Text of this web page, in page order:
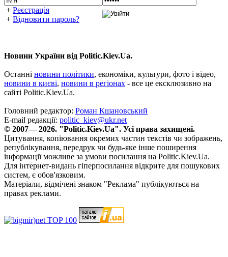
+ Реєстрація
+ Відновити пароль?
Новини України від Politic.Kiev.Ua.
Останні новини політики, економіки, культури, фото і відео,
новини в києві, новини в регіонах - все це ексклюзивно на
сайті Politic.Kiev.Ua.
Головний редактор: Роман Кшановський
E-mail редакції: politic_kiev@ukr.net
© 2007— 2026. "Politic.Kiev.Ua". Усі права захищені.
Цитування, копіювання окремих частин текстів чи зображень,
републікування, передрук чи будь-яке інше поширення
інформації можливе за умови посилання на Politic.Kiev.Ua.
Для інтернет-видань гіперпосилання відкрите для пошукових
систем, є обов'язковим.
Матеріали, відмічені знаком "Реклама" публікуються на
правах реклами.